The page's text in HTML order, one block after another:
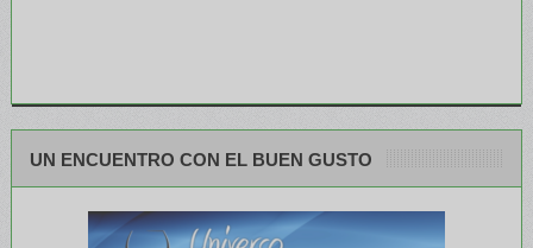
UN ENCUENTRO CON EL BUEN GUSTO